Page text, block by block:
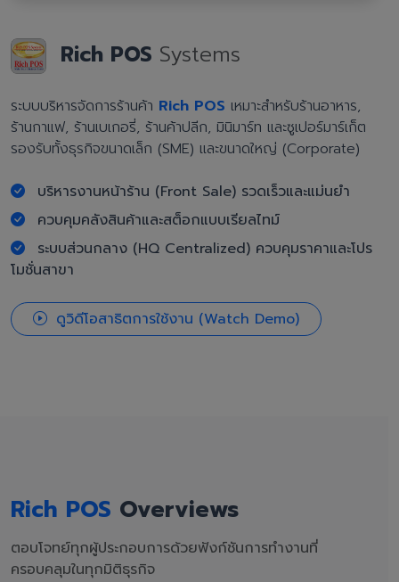
Rich POS Systems
ระบบบริหารจัดการร้านค้า Rich POS เหมาะสำหรับร้านอาหาร,
ร้านกาแฟ, ร้านเบเกอรี่, ร้านค้าปลีก, มินิมาร์ท และซูเปอร์มาร์เก็ต
รองรับทั้งธุรกิจขนาดเล็ก (SME) และขนาดใหญ่ (Corporate)
บริหารงานหน้าร้าน (Front Sale) รวดเร็วและแม่นยำ
ควบคุมคลังสินค้าและสต็อกแบบเรียลไทม์
ระบบส่วนกลาง (HQ Centralized) ควบคุมราคาและโปร
โมชั่นสาขา
ดูวิดีโอสาธิตการใช้งาน (Watch Demo)
Rich POS Overviews
ตอบโจทย์ทุกผู้ประกอบการด้วยฟังก์ชันการทำงานที่
ครอบคลุมในทุกมิติธุรกิจ